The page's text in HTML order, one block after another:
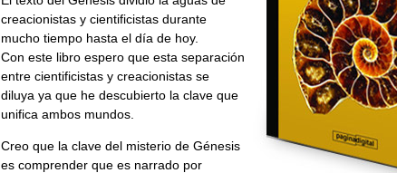
creacionistas y cientificistas durante
mucho tiempo hasta el día de hoy.
Con este libro espero que esta separación
entre cientificistas y creacionistas se
diluya ya que he descubierto la clave que
unifica ambos mundos.
Creo que la clave del misterio de Génesis
es comprender que es narrado por